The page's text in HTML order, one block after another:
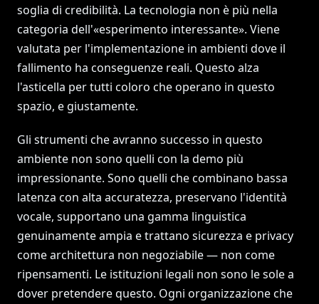
soglia di credibilità. La tecnologia non è più nella
categoria dell'«esperimento interessante». Viene
valutata per l'implementazione in ambienti dove il
fallimento ha conseguenze reali. Questo alza
l'asticella per tutti coloro che operano in questo
spazio, e giustamente.
Gli strumenti che avranno successo in questo
ambiente non sono quelli con la demo più
impressionante. Sono quelli che combinano bassa
latenza con alta accuratezza, preservano l'identità
vocale, supportano una gamma linguistica
genuinamente ampia e trattano sicurezza e privacy
come architettura non negoziabile — non come
ripensamenti. Le istituzioni legali non sono le sole a
dover pretendere questo. Ogni organizzazione che